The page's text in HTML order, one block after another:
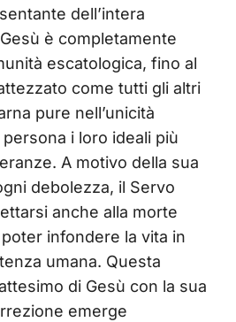
dell’intera
è completamente
escatologica, fino al
come tutti gli altri
pure nell’unicità
i loro ideali più
A motivo della sua
debolezza, il Servo
anche alla morte
infondere la vita in
umana. Questa
di Gesù con la sua
emerge